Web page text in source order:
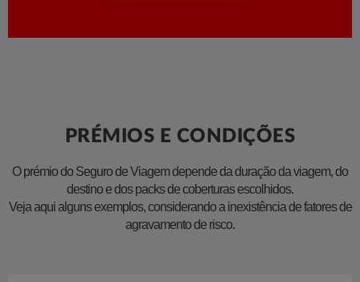
PRÉMIOS E CONDIÇÕES
O prémio do Seguro de Viagem depende da duração da viagem, do
destino e dos packs de coberturas escolhidos.
Veja aqui alguns exemplos, considerando a inexistência de fatores de
agravamento de risco.